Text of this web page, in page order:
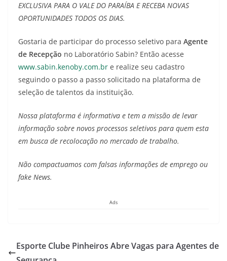
EXCLUSIVA PARA O VALE DO PARAÍBA E RECEBA NOVAS
OPORTUNIDADES TODOS OS DIAS.
Gostaria de participar do processo seletivo para Agente
de Recepção no Laboratório Sabin? Então acesse
www.sabin.kenoby.com.br e realize seu cadastro
seguindo o passo a passo solicitado na plataforma de
seleção de talentos da instituição.
Nossa plataforma é informativa e tem a missão de levar
informação sobre novos processos seletivos para quem esta
em busca de recolocação no mercado de trabalho.
Não compactuamos com falsas informações de emprego ou
fake News.
Ads
Esporte Clube Pinheiros Abre Vagas para Agentes de